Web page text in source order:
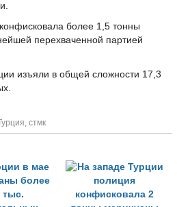
более 1,5 тонны
перехваченной партией
изъяли в общей сложности 17,3
, стмк